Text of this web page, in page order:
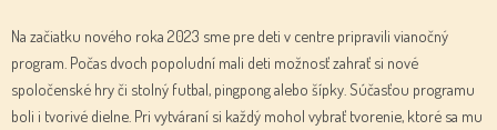
Na začiatku nového roka 2023 sme pre deti v centre pripravili vianočný
program. Počas dvoch popoludní mali deti možnosť zahrať si nové
spoločenské hry či stolný futbal, pingpong alebo šípky. Súčasťou programu
boli i tvorivé dielne. Pri vytváraní si každý mohol vybrať tvorenie, ktoré sa mu